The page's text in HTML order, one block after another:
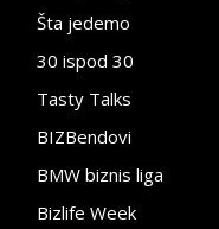
Šta jedemo
30 ispod 30
Tasty Talks
BIZBendovi
BMW biznis liga
Bizlife Week